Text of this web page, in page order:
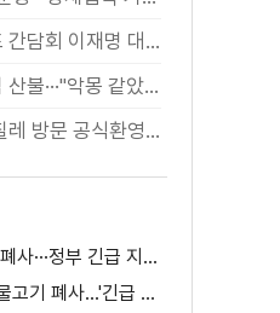
아르헨티나 동포 간담회 이재명 대통령 모두발언
그리스 크레타섬 산불···"악몽 같았다" [월드 투데이]
이재명 대통령 칠레 방문 공식환영식
폭염에 가축·어류 폐사···정부 긴급 지원책 마련
고수온에 양식장 물고기 폐사...'긴급 방류' 지원